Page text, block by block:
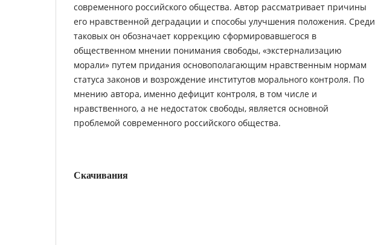
современного российского общества. Автор рассматривает причины
его нравственной деградации и способы улучшения положения. Среди
таковых он обозначает коррекцию сформировавшегося в
общественном мнении понимания свободы, «экстернализацию
морали» путем придания основополагающим нравственным нормам
статуса законов и возрождение институтов морального контроля. По
мнению автора, именно дефицит контроля, в том числе и
нравственного, а не недостаток свободы, является основной
проблемой современного российского общества.
Скачивания